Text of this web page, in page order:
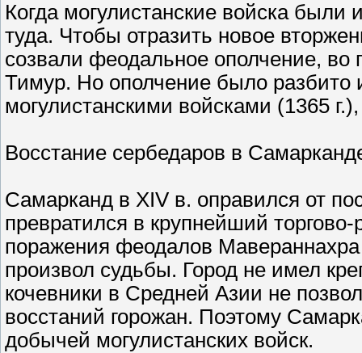
Когда могулистанские войска
туда. Чтобы отразить новое
созвали феодальное ополчение, во
Тимур. Но ополчение было разбито
могулистанскими войсками (1365
Восстание сербедаров в
Самарканд в XIV в. оправился от
превратился в крупнейший
поражения феодалов
произвол судьбы. Город не имел
кочевники в Средней Азии не
восстаний горожан. Поэтому
добычей могулистанских войск.